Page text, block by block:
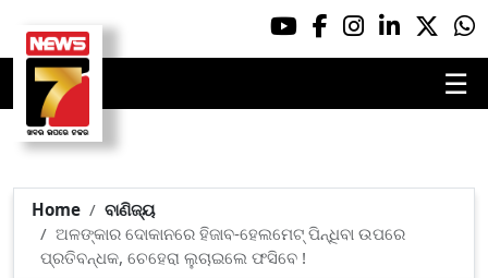
☰
Home
ବାଣିଜ୍ୟ
ଅଳଙ୍କାର ଦୋକାନରେ ହିଜାବ-ହେଲମେଟ୍ ପିନ୍ଧିବା ଉପରେ
ପ୍ରତିବନ୍ଧକ, ଚେହେରା ଲୁଚାଇଲେ ଫସିବେ !